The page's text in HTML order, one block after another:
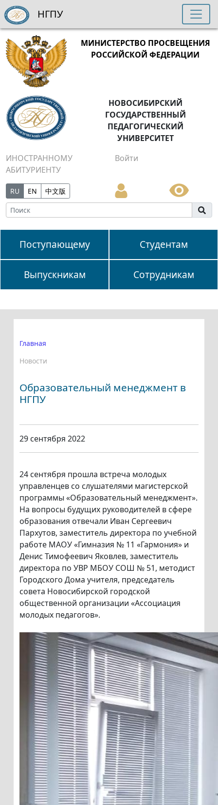
МИНИСТЕРСТВО ПРОСВЕЩЕНИЯ
РОССИЙСКОЙ ФЕДЕРАЦИИ
НОВОСИБИРСКИЙ
ГОСУДАРСТВЕННЫЙ
ПЕДАГОГИЧЕСКИЙ
УНИВЕРСИТЕТ
ИНОСТРАННОМУ
АБИТУРИЕНТУ
Войти
RU EN 中文版
Поступающему Студентам
Выпускникам Сотрудникам
НГПУ
Главная
Новости
Образовательный менеджмент в
НГПУ
29 сентября 2022
24 сентября прошла встреча молодых
управленцев со слушателями магистерской
программы «Образовательный менеджмент».
На вопросы будущих руководителей в сфере
образования отвечали Иван Сергеевич
Пархутов, заместитель директора по учебной
работе МАОУ «Гимназия № 11 «Гармония» и
Денис Тимофеевич Яковлев, заместитель
директора по УВР МБОУ СОШ № 51, методист
Городского Дома учителя, председатель
совета Новосибирской городской
общественной организации «Ассоциация
молодых педагогов».